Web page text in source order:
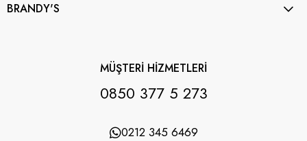
BRANDY'S
MÜŞTERİ HİZMETLERİ
0850 377 5 273
0212 345 6469